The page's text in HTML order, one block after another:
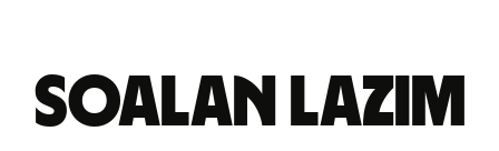
Soalan Lazim